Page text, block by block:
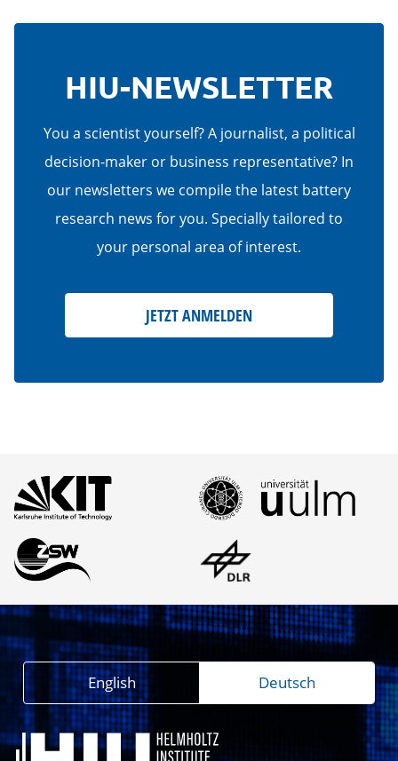
HIU-NEWSLETTER
You a scientist yourself? A journalist, a political
decision-maker or business representative? In
our newsletters we compile the latest battery
research news for you. Specially tailored to
your personal area of interest.
JETZT ANMELDEN
English Deutsch